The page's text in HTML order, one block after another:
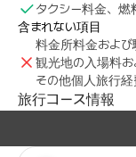
タクシー料金、燃
含まれない項目
料金所料金および
観光地の入場料お
その他個人旅行経
旅行コース情報